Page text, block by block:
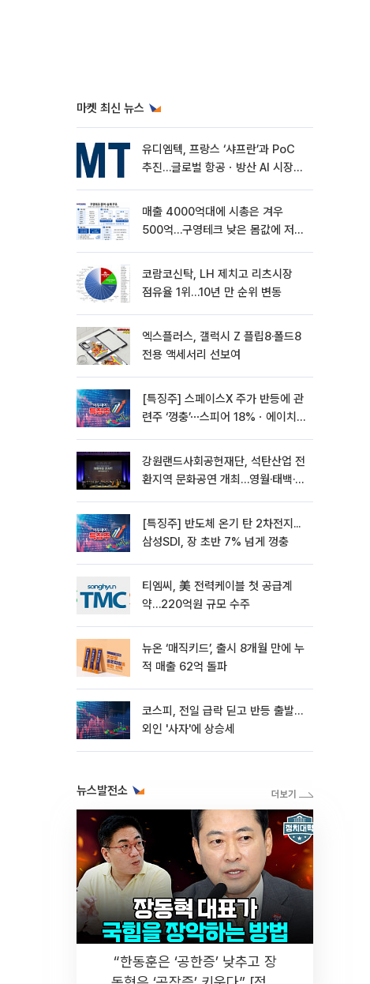
마켓 최신 뉴스
유디엠텍, 프랑스 ‘샤프란’과 PoC
추진…글로벌 항공ㆍ방산 AI 시장
매출 4000억대에 시총은 겨우
500억…구영테크 낮은 몸값에 저가
코람코신탁, LH 제치고 리츠시장
점유율 1위…10년 만 순위 변동
엑스플러스, 갤럭시 Z 플립8·폴드8
전용 액세서리 선보여
[특징주] 스페이스X 주가 반등에 관
련주 ‘껑충’⋯스피어 18%ㆍ에이치
강원랜드사회공헌재단, 석탄산업 전
환지역 문화공연 개최…영월·태백·삼
[특징주] 반도체 온기 탄 2차전지...
삼성SDI, 장 초반 7% 넘게 껑충
티엠씨, 美 전력케이블 첫 공급계
약…220억원 규모 수주
뉴온 ‘매직키드’, 출시 8개월 만에 누
적 매출 62억 돌파
코스피, 전일 급락 딛고 반등 출발…
외인 '사자'에 상승세
뉴스발전소
“한동훈은 ‘공한증’ 낮추고 장